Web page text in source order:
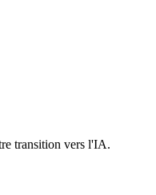
transition vers l'IA.